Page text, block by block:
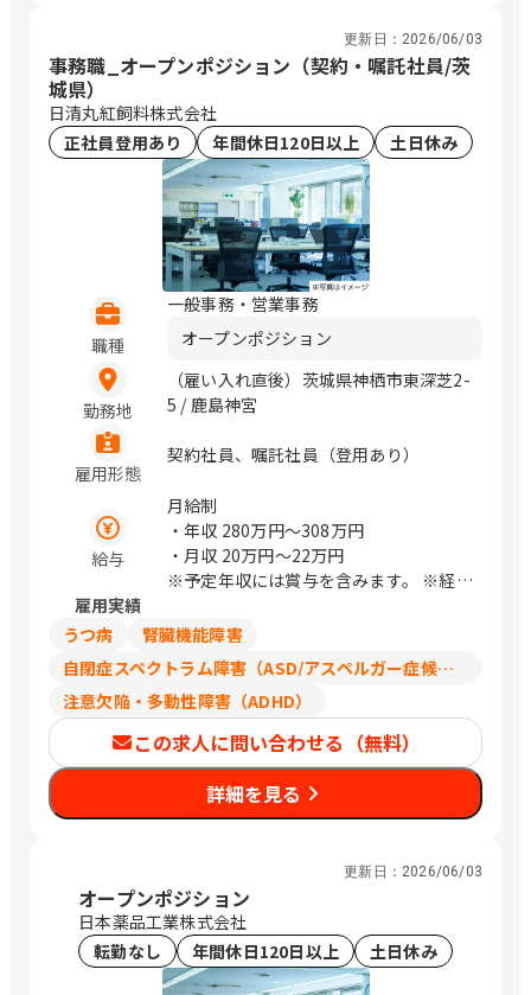
幌、仙台、万博記念公園、研究学園、さ
いたま新都心、与野、北与野、水天宮
更新日： 2026/06/03
事務職_オープンポジション（契約・嘱託社員/茨
城県）
日清丸紅飼料株式会社
正社員登用あり
年間休日120日以上 土日休み
職種
一般事務・営業事務
オープンポジション
勤務地
（雇い入れ直後）茨城県神栖市東深芝2-
5 / 鹿島神宮
雇用形態
契約社員、嘱託社員（登用あり）
給与
月給制
・年収 280万円〜308万円
・月収 20万円〜22万円
※予定年収には賞与を含みます。 ※経
記は契約社員としての給与です。経験等
により正社員スタートでの採用可能性も
ございます。
雇用実績
うつ病
腎臓機能障害
自閉症スペクトラム障害（ASD/アスペルガー症候群/広汎性発達障害）
注意欠陥・多動性障害（ADHD）
この求人に問い合わせる（無料）
詳細を見る
更新日： 2026/06/03
オープンポジション
日本薬品工業株式会社
転勤なし
年間休日120日以上 土日休み